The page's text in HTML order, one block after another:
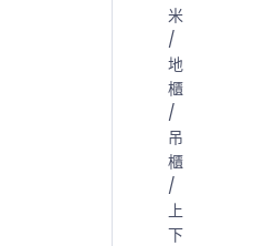
米
/
地
櫃
/
吊
櫃
/
上
下